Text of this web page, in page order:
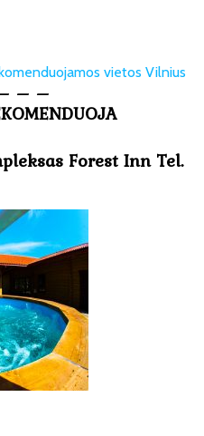
vietos Vilnius
– –
Forest Inn Tel.